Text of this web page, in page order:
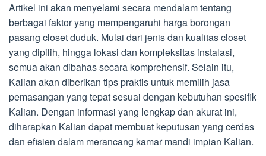
Artikel ini akan menyelami secara mendalam tentang
berbagai faktor yang mempengaruhi harga borongan
pasang closet duduk. Mulai dari jenis dan kualitas closet
yang dipilih, hingga lokasi dan kompleksitas instalasi,
semua akan dibahas secara komprehensif. Selain itu,
Kalian akan diberikan tips praktis untuk memilih jasa
pemasangan yang tepat sesuai dengan kebutuhan spesifik
Kalian. Dengan informasi yang lengkap dan akurat ini,
diharapkan Kalian dapat membuat keputusan yang cerdas
dan efisien dalam merancang kamar mandi impian Kalian.